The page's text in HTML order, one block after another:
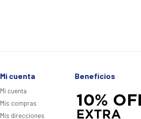
Mi cuenta
Mi cuenta
Mis compras
Mis direcciones
Beneficios